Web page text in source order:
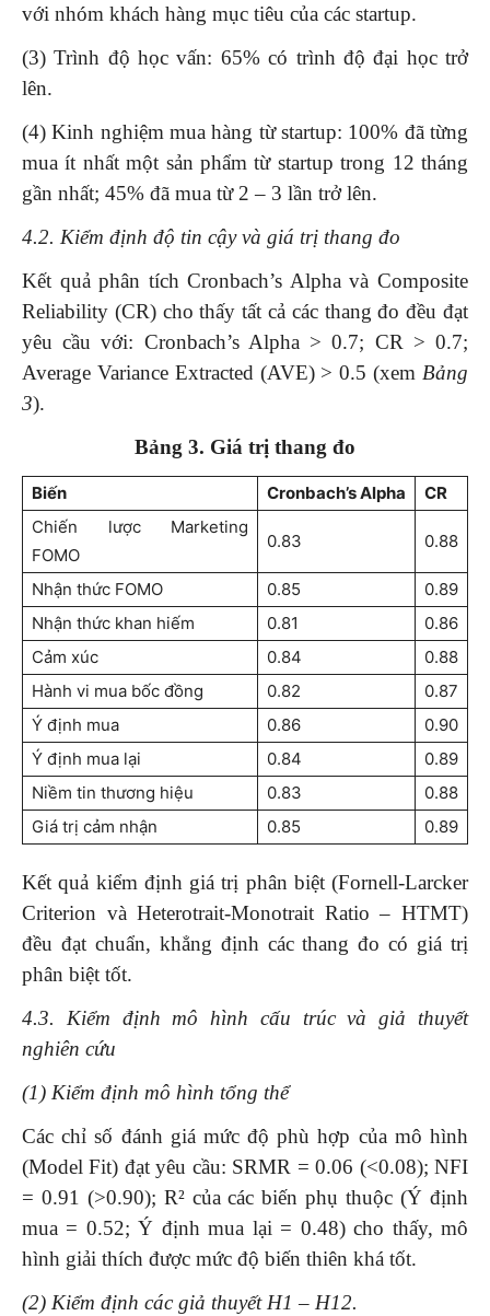
với nhóm khách hàng mục tiêu của các startup.
(3) Trình độ học vấn: 65% có trình độ đại học trở
lên.
(4) Kinh nghiệm mua hàng từ startup: 100% đã từng
mua ít nhất một sản phẩm từ startup trong 12 tháng
gần nhất; 45% đã mua từ 2 – 3 lần trở lên.
4.2. Kiểm định độ tin cậy và giá trị thang đo
Kết quả phân tích Cronbach’s Alpha và Composite
Reliability (CR) cho thấy tất cả các thang đo đều đạt
yêu cầu với: Cronbach’s Alpha > 0.7; CR > 0.7;
Average Variance Extracted (AVE) > 0.5 (xem Bảng
3).
Bảng 3. Giá trị thang đo
Biến Cronbach’s Alpha
CR
Chiến lược Marketing
FOMO
0.83 0.88
Nhận thức FOMO 0.85
0.89
Nhận thức khan hiếm
0.81
0.86
Cảm xúc
0.84
0.88
Hành vi mua bốc đồng
0.82
0.87
Ý định mua
0.86
0.90
Ý định mua lại
0.84
0.89
Niềm tin thương hiệu
0.83
0.88
Giá trị cảm nhận
0.85 0.89
Kết quả kiểm định giá trị phân biệt (Fornell-Larcker
Criterion và Heterotrait-Monotrait Ratio – HTMT)
đều đạt chuẩn, khẳng định các thang đo có giá trị
phân biệt tốt.
4.3. Kiểm định mô hình cấu trúc và giả thuyết
nghiên cứu
(1) Kiểm định mô hình tổng thể
Các chỉ số đánh giá mức độ phù hợp của mô hình
(Model Fit) đạt yêu cầu: SRMR = 0.06 (<0.08); NFI
= 0.91 (>0.90); R² của các biến phụ thuộc (Ý định
mua = 0.52; Ý định mua lại = 0.48) cho thấy, mô
hình giải thích được mức độ biến thiên khá tốt.
(2) Kiểm định các giả thuyết H1 – H12.